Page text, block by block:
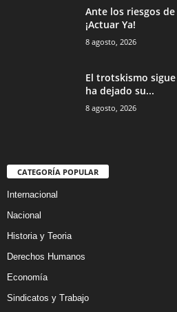
Ante los riesgos
¡Actuar Ya!
8 agosto, 2026
El trotskismo
ha dejado su...
8 agosto, 2026
CATEGORÍA POPULAR
Internacional
Nacional
Historia y Teoria
Derechos Humanos
Economía
Sindicatos y Trabajo